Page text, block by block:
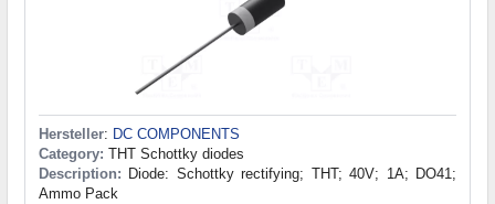
Hersteller: DC COMPONENTS
Category: THT Schottky diodes
Description: Diode: Schottky rectifying; THT; 40V; 1A; DO41;
Ammo Pack